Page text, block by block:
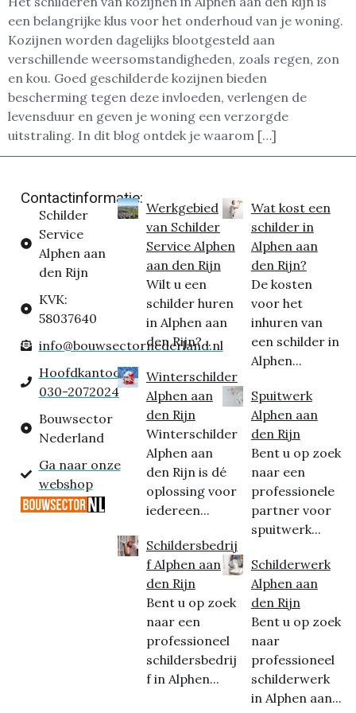
een belangrijke klus voor het onderhoud van je woning.
Kozijnen worden dagelijks blootgesteld aan
verschillende weersomstandigheden, zoals regen, zon
en kou. Goed geschilderde kozijnen bieden
bescherming tegen deze invloeden, verlengen de
levensduur en geven je woning een verzorgde
uitstraling. In dit blog ontdek je waarom […]
Contactinformatie:
Schilder
Service
Alphen aan
den Rijn
KVK:
58037640
info@bouwsectornederland.nl
Hoofdkantoor:
030-2072024
Bouwsector
Nederland
Ga naar onze
webshop
Werkgebied
van Schilder
Service Alphen
aan den Rijn
Wilt u een
schilder huren
in Alphen aan
den Rijn?...
Winterschilder
Alphen aan
den Rijn
Winterschilder
Alphen aan
den Rijn is dé
oplossing voor
iedereen...
Schildersbedrij
f Alphen aan
den Rijn
Bent u op zoek
naar een
professioneel
schildersbedrij
f in Alphen...
Wat kost een
schilder in
Alphen aan
den Rijn?
De kosten
voor het
inhuren van
een schilder in
Alphen...
Spuitwerk
Alphen aan
den Rijn
Bent u op zoek
naar een
professionele
partner voor
spuitwerk...
Schilderwerk
Alphen aan
den Rijn
Bent u op zoek
naar
professioneel
schilderwerk
in Alphen aan...